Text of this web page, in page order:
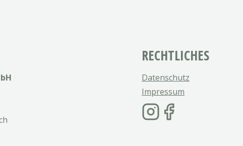
RECHTLICHES
Datenschutz
Impressum